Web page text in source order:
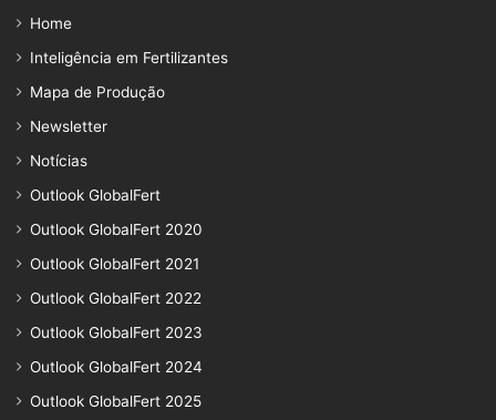
Home
Inteligência em Fertilizantes
Mapa de Produção
Newsletter
Notícias
Outlook GlobalFert
Outlook GlobalFert 2020
Outlook GlobalFert 2021
Outlook GlobalFert 2022
Outlook GlobalFert 2023
Outlook GlobalFert 2024
Outlook GlobalFert 2025